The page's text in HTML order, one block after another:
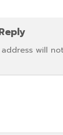
address will